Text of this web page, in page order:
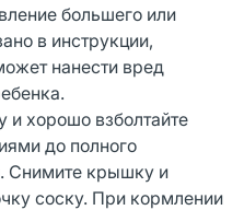
большего или
в инструкции,
нанести вред
и хорошо взболтайте
до полного
Снимите крышку и
соску. При кормлении